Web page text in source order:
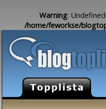
Warning:
/home/feworkse/